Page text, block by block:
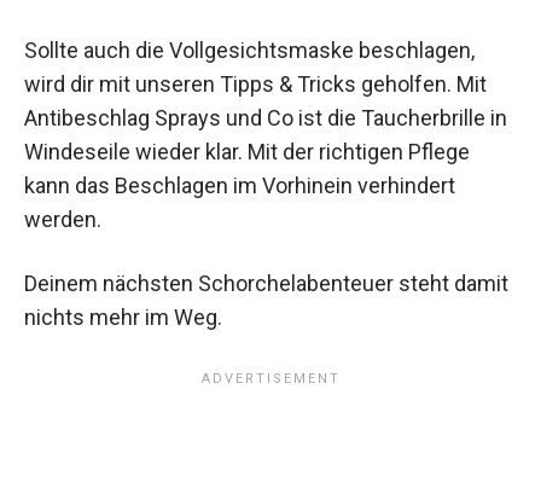
Sollte auch die Vollgesichtsmaske beschlagen,
wird dir mit unseren Tipps & Tricks geholfen. Mit
Antibeschlag Sprays und Co ist die Taucherbrille in
Windeseile wieder klar. Mit der richtigen Pflege
kann das Beschlagen im Vorhinein verhindert
werden.
Deinem nächsten Schorchelabenteuer steht damit
nichts mehr im Weg.